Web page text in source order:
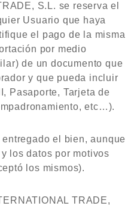
S.L. se reserva el
Usuario que haya
el pago de la misma
por medio
de un documento que
y que pueda incluir
Pasaporte, Tarjeta de
etc…).
el bien, aunque
los datos por motivos
los mismos).
TRADE,